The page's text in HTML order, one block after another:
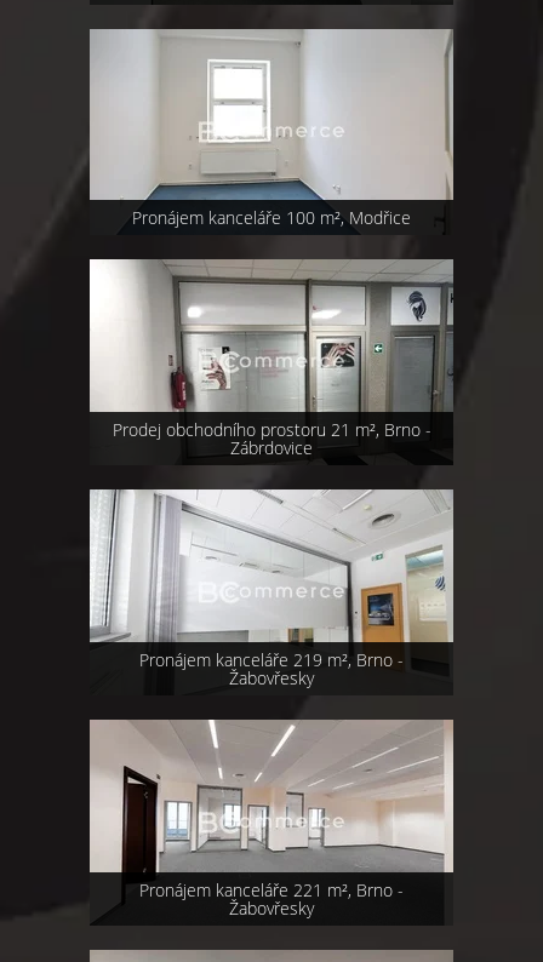
Pronájem kanceláře 100 m², Modřice
Prodej obchodního prostoru 21 m², Brno -
Zábrdovice
Pronájem kanceláře 219 m², Brno -
Žabovřesky
Pronájem kanceláře 221 m², Brno -
Žabovřesky